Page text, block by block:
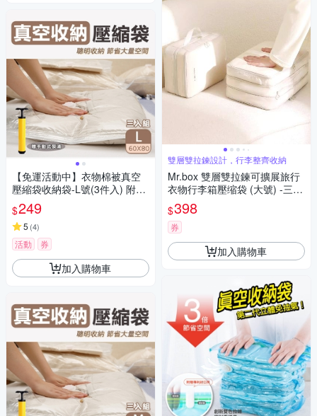
【免運活動中】衣物棉被真空
壓縮袋收納袋-L號(3件入) 附手
動式泵浦
$249
5 (4)
活動 券
加入購物車
雙層雙拉鍊設計，行李整齊收納
Mr.box 雙層雙拉鍊可擴展旅行
衣物行李箱壓缩袋 (大號) -三色
可選 任選2入組
$398
券
加入購物車